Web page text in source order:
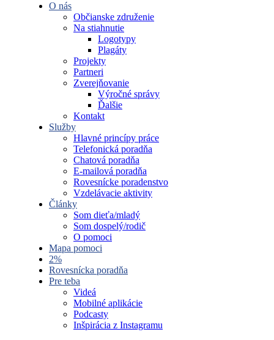
O nás
Občianske združenie
Na stiahnutie
Logotypy
Plagáty
Projekty
Partneri
Zverejňovanie
Výročné správy
Ďalšie
Kontakt
Služby
Hlavné princípy práce
Telefonická poradňa
Chatová poradňa
E-mailová poradňa
Rovesnícke poradenstvo
Vzdelávacie aktivity
Články
Som dieťa/mladý
Som dospelý/rodič
O pomoci
Mapa pomoci
2%
Rovesnícka poradňa
Pre teba
Videá
Mobilné aplikácie
Podcasty
Inšpirácia z Instagramu